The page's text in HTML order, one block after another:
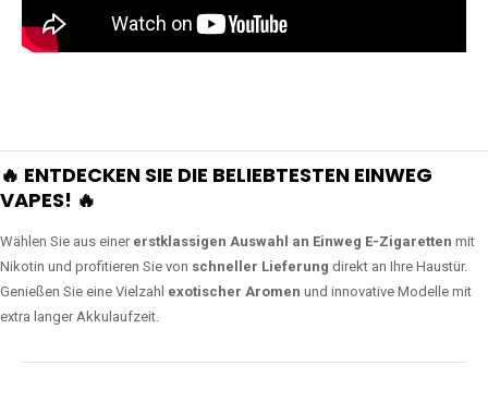
🔥 ENTDECKEN SIE DIE BELIEBTESTEN EINWEG
VAPES! 🔥
Wählen Sie aus einer erstklassigen Auswahl an Einweg E-Zigaretten mit
Nikotin und profitieren Sie von schneller Lieferung direkt an Ihre Haustür.
Genießen Sie eine Vielzahl exotischer Aromen und innovative Modelle mit
extra langer Akkulaufzeit.